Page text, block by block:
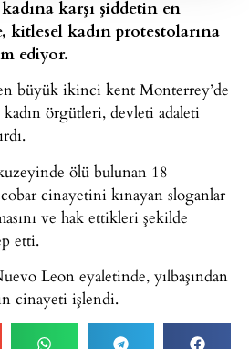
karşı şiddetin en
kitlesel kadın protestolarına
ediyor.
büyük ikinci kent Monterrey’de
örgütleri, devleti adaleti
ölü bulunan 18
cinayetini kınayan sloganlar
ve hak ettikleri şekilde
etti.
Leon eyaletinde, yılbaşından
cinayeti işlendi.